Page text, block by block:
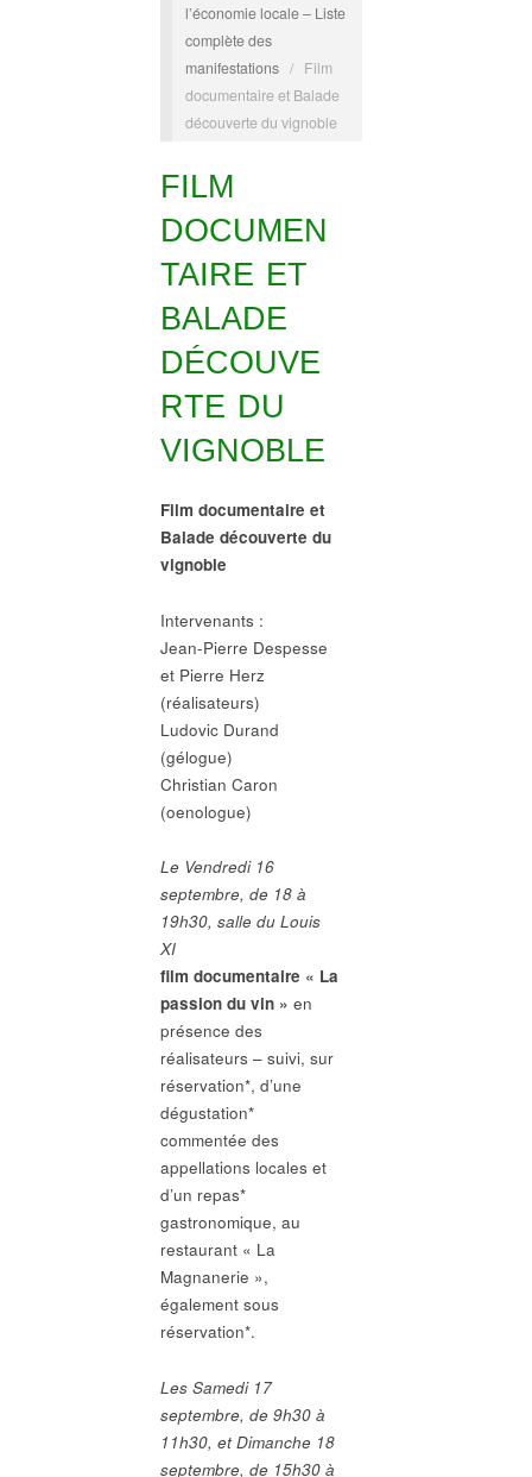
l’économie locale – Liste
complète des
manifestations / Film
documentaire et Balade
découverte du vignoble
FILM
DOCUMEN
TAIRE ET
BALADE
DÉCOUVE
RTE DU
VIGNOBLE
Film documentaire et
Balade découverte du
vignoble
Intervenants :
Jean-Pierre Despesse
et Pierre Herz
(réalisateurs)
Ludovic Durand
(gélogue)
Christian Caron
(oenologue)
Le Vendredi 16
septembre, de 18 à
19h30, salle du Louis
XI
film documentaire « La
passion du vin » en
présence des
réalisateurs – suivi, sur
réservation*, d’une
dégustation*
commentée des
appellations locales et
d’un repas*
gastronomique, au
restaurant « La
Magnanerie »,
également sous
réservation*.
Les Samedi 17
septembre, de 9h30 à
11h30, et Dimanche 18
septembre, de 15h30 à